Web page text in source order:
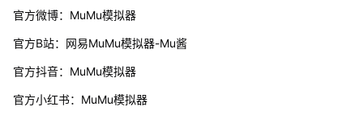
官方微博：MuMu模拟器
官方B站：网易MuMu模拟器-Mu酱
官方抖音：MuMu模拟器
官方小红书：MuMu模拟器